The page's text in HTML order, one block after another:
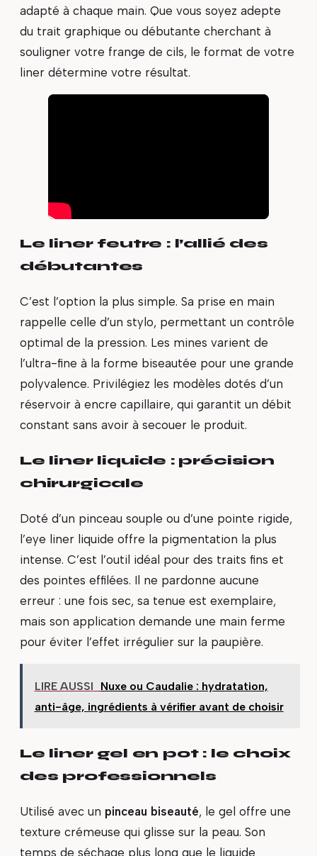
adapté à chaque main. Que vous soyez adepte
du trait graphique ou débutante cherchant à
souligner votre frange de cils, le format de votre
liner détermine votre résultat.
Le liner feutre : l’allié des
débutantes
C’est l’option la plus simple. Sa prise en main
rappelle celle d’un stylo, permettant un contrôle
optimal de la pression. Les mines varient de
l’ultra-fine à la forme biseautée pour une grande
polyvalence. Privilégiez les modèles dotés d’un
réservoir à encre capillaire, qui garantit un débit
constant sans avoir à secouer le produit.
Le liner liquide : précision
chirurgicale
Doté d’un pinceau souple ou d’une pointe rigide,
l’eye liner liquide offre la pigmentation la plus
intense. C’est l’outil idéal pour des traits fins et
des pointes effilées. Il ne pardonne aucune
erreur : une fois sec, sa tenue est exemplaire,
mais son application demande une main ferme
pour éviter l’effet irrégulier sur la paupière.
LIRE AUSSI
Nuxe ou Caudalie : hydratation,
anti-âge, ingrédients à vérifier avant de choisir
Le liner gel en pot : le choix
des professionnels
Utilisé avec un pinceau biseauté, le gel offre une
texture crémeuse qui glisse sur la peau. Son
temps de séchage plus long que le liquide